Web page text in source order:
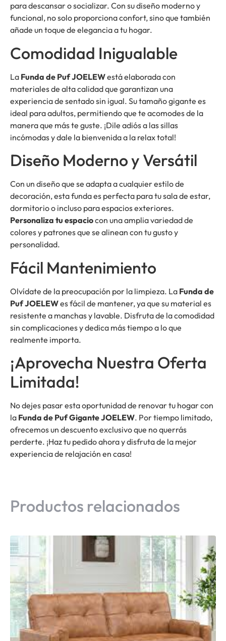
para descansar o socializar. Con su diseño moderno y
funcional, no solo proporciona confort, sino que también
añade un toque de elegancia a tu hogar.
Comodidad Inigualable
La Funda de Puf JOELEWestá elaborada con
materiales de alta calidad que garantizan una
experiencia de sentado sin igual. Su tamaño gigante es
ideal para adultos, permitiendo que te acomodes de la
manera que más te guste. ¡Dile adiós a las sillas
incómodas y dale la bienvenida a la relax total!
Diseño Moderno y Versátil
Con un diseño que se adapta a cualquier estilo de
decoración, esta funda es perfecta para tu sala de estar,
dormitorio o incluso para espacios exteriores.
Personaliza tu espaciocon una amplia variedad de
colores y patrones que se alinean con tu gusto y
personalidad.
Fácil Mantenimiento
Olvídate de la preocupación por la limpieza. La Funda de
Puf JOELEWes fácil de mantener, ya que su material es
resistente a manchas y lavable. Disfruta de la comodidad
sin complicaciones y dedica más tiempo a lo que
realmente importa.
¡Aprovecha Nuestra Oferta
Limitada!
No dejes pasar esta oportunidad de renovar tu hogar con
la Funda de Puf Gigante JOELEW. Por tiempo limitado,
ofrecemos un descuento exclusivo que no querrás
perderte. ¡Haz tu pedido ahora y disfruta de la mejor
experiencia de relajación en casa!
Productos relacionados